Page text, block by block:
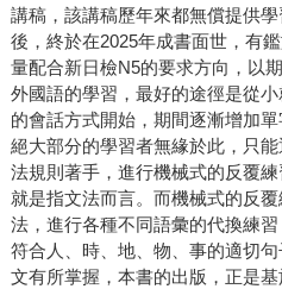
講稿，該講稿歷年來都無償提供
後，終於在2025年成書面世，有
量配合新日檢N5的要求方向，以
外國語的學習，最好的途徑是從
的會話方式開始，期間逐漸增加
絕大部分的學習者無緣於此，只
法規則著手，進行機械式的反覆
就是指文法而言。而機械式的反
法，進行各種不同語彙的代換練
符合人、時、地、物、事的適切
文有所掌握，本書的出版，正是